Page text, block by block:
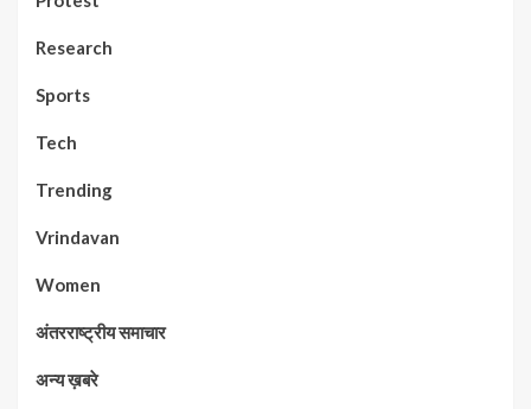
Research
Sports
Tech
Trending
Vrindavan
Women
अंतरराष्ट्रीय समाचार
अन्य ख़बरे